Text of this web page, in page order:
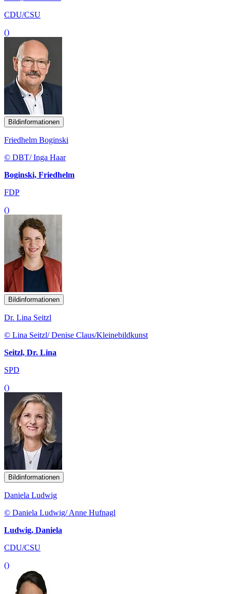
CDU/CSU
()
Bildinformationen
Friedhelm Boginski
© DBT/ Inga Haar
Boginski, Friedhelm
FDP
()
Bildinformationen
Dr. Lina Seitzl
© Lina Seitzl/ Denise Claus/Kleinebildkunst
Seitzl, Dr. Lina
SPD
()
Bildinformationen
Daniela Ludwig
© Daniela Ludwig/ Anne Hufnagl
Ludwig, Daniela
CDU/CSU
()